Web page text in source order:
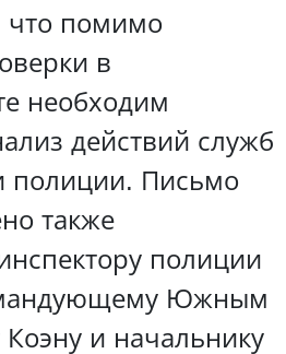
что помимо
в
необходим
действий служб
полиции. Письмо
также
полиции
Южным
и начальнику